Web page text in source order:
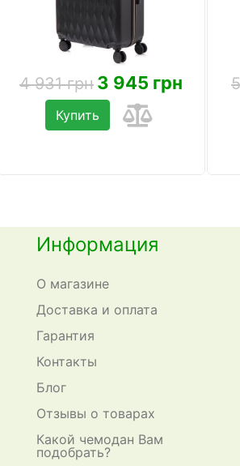
4 931 грн 3 945 грн
Купить
Информация
О магазине
Доставка и оплата
Гарантия
Контакты
Блог
Отзывы о товарах
Какой чемодан Вам
подобрать?